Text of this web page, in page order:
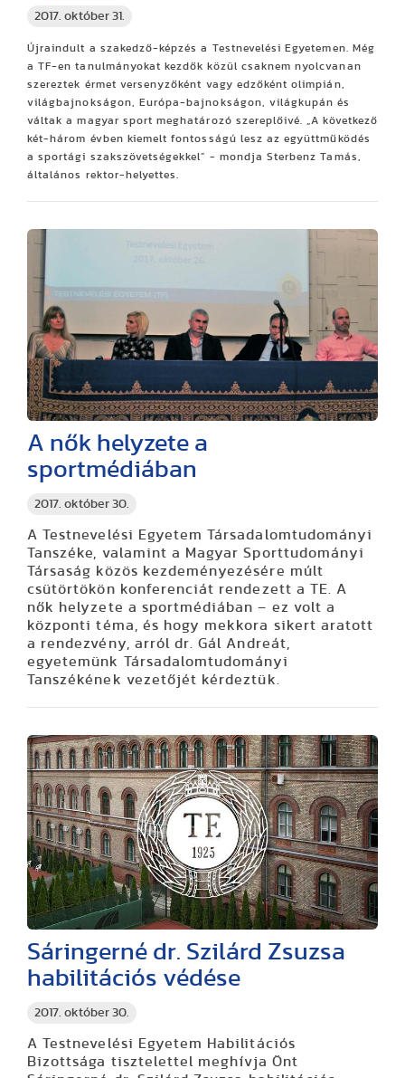
2017. október 31.
Újraindult a szakedző-képzés a Testnevelési Egyetemen. Még
a TF-en tanulmányokat kezdők közül csaknem nyolcvanan
szereztek érmet versenyzőként vagy edzőként olimpián,
világbajnokságon, Európa-bajnokságon, világkupán és
váltak a magyar sport meghatározó szereplőivé. „A következő
két-három évben kiemelt fontosságú lesz az együttműködés
a sportági szakszövetségekkel” - mondja Sterbenz Tamás,
általános rektor-helyettes.
2017. október 30.
A nők helyzete a
sportmédiában
A Testnevelési Egyetem Társadalomtudományi
Tanszéke, valamint a Magyar Sporttudományi
Társaság közös kezdeményezésére múlt
csütörtökön konferenciát rendezett a TE. A
nők helyzete a sportmédiában – ez volt a
központi téma, és hogy mekkora sikert aratott
a rendezvény, arról dr. Gál Andreát,
egyetemünk Társadalomtudományi
Tanszékének vezetőjét kérdeztük.
2017. október 30.
Sáringerné dr. Szilárd Zsuzsa
habilitációs védése
A Testnevelési Egyetem Habilitációs
Bizottsága tisztelettel meghívja Önt